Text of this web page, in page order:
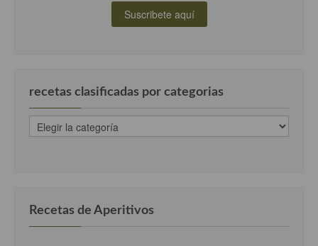
recetas clasificadas por categorias
recetas
clasificadas
Recetas de Aperitivos